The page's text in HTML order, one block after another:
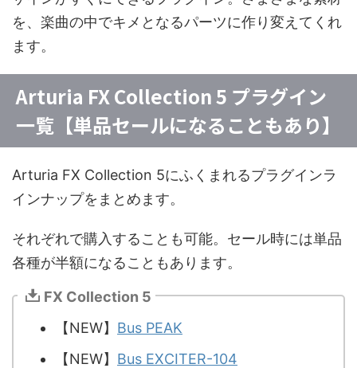
を、楽曲の中でキメとなるパーツに作り変えてくれ
ます。
Arturia FX Collection 5 プラグイン
一覧【単品セールになることもあり】
Arturia FX Collection 5にふくまれるプラグインラ
インナップをまとめます。
それぞれで購入することも可能。セール時には単品
各種が半額になることもあります。
FX Collection 5
【NEW】 Bus PEAK
【NEW】 Bus EXCITER-104